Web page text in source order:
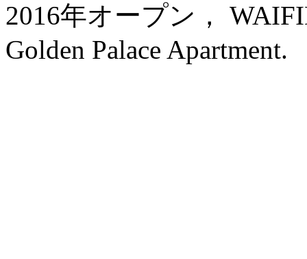
2016年オープン，
Golden Palace Apartment.